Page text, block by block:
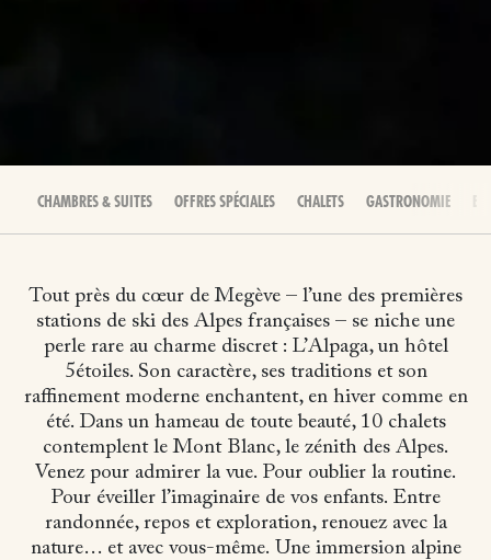
CHAMBRES & SUITES OFFRES SPÉCIALES CHALETS GASTRONOMIE
Tout près du cœur de Megève – l’une des premières
stations de ski des Alpes françaises – se niche une
perle rare au charme discret : L’Alpaga, un hôtel
5étoiles. Son caractère, ses traditions et son
raffinement moderne enchantent, en hiver comme en
été. Dans un hameau de toute beauté, 10 chalets
contemplent le Mont Blanc, le zénith des Alpes.
Venez pour admirer la vue. Pour oublier la routine.
Pour éveiller l’imaginaire de vos enfants. Entre
randonnée, repos et exploration, renouez avec la
nature… et avec vous-même. Une immersion alpine